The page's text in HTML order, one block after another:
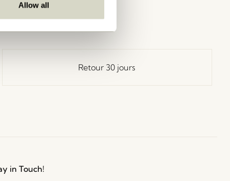
Allow all
Retour 30 jours
in Touch!